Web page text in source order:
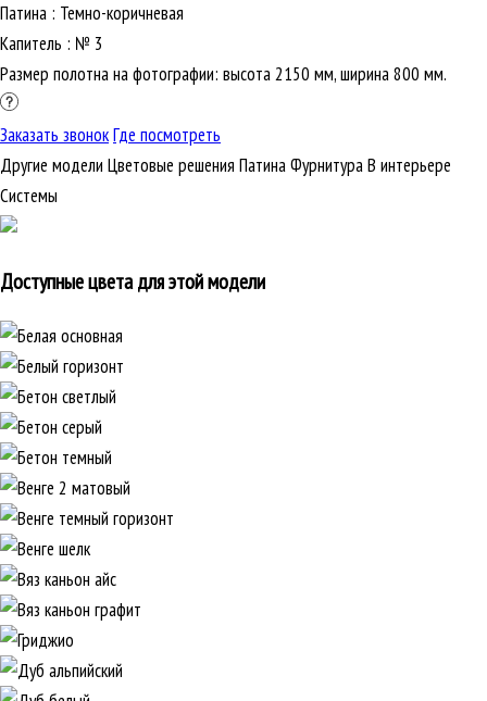
Патина : Темно-коричневая
Капитель : № 3
Размер полотна на фотографии: высота 2150 мм, ширина 800 мм.
Заказать звонокГде посмотреть
Другие модели Цветовые решения ПатинаФурнитураВ интерьере
Cистемы
Доступные цвета для этой модели